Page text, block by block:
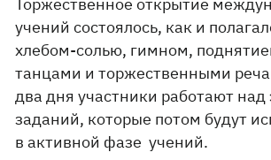
учений состоялось, как и
хлебом-солью, гимном,
танцами и торжественными
два дня участники работают
заданий, которые потом будут
в активной фазе учений.